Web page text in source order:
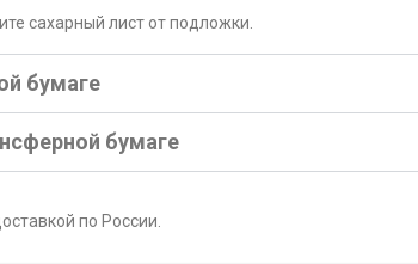
сахарный лист от подложки.
бумаге
бумаге
по России.